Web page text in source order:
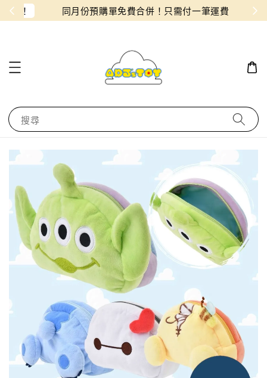
！ 同月份預購單免費合併！只需付一筆運費
搜尋